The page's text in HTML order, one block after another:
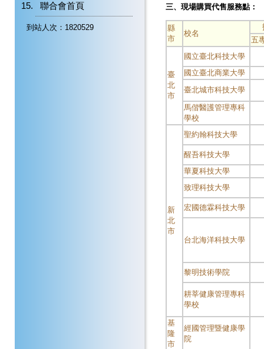
聯合會首頁
到站人次：1820529
三、現場購買代售服務點：
縣
市
校名
五
臺
北
市
國立臺北科技大學
國立臺北商業大學
臺北城市科技大學
馬偕醫護管理專科
學校
新
北
市
聖約翰科技大學
醒吾科技大學
華夏科技大學
致理科技大學
宏國德霖科技大學
台北海洋科技大學
黎明技術學院
耕莘健康管理專科
學校
基
隆
市
經國管理暨健康學
院